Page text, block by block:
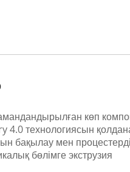
көп
4.0 технологиясын
бақылау мен процестерді
бөлімге экструзия